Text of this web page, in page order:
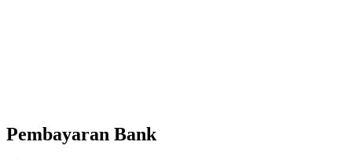
Pembayaran Bank